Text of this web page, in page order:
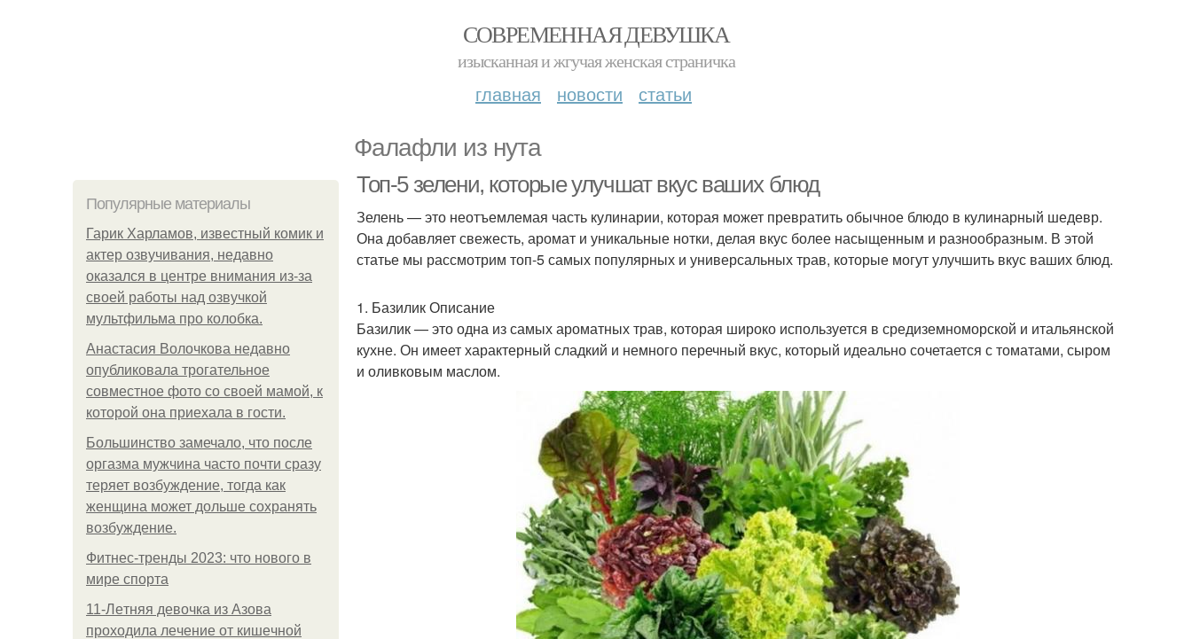
СОВРЕМЕННАЯ ДЕВУШКА
изысканная и жгучая женская страничка
главная новости статьи
Фалафли из нута
Популярные материалы
Гарик Харламов, известный комик и
актер озвучивания, недавно
оказался в центре внимания из-за
своей работы над озвучкой
мультфильма про колобка.
Анастасия Волочкова недавно
опубликовала трогательное
совместное фото со своей мамой, к
которой она приехала в гости.
Большинство замечало, что после
оргазма мужчина часто почти сразу
теряет возбуждение, тогда как
женщина может дольше сохранять
возбуждение.
Фитнес-тренды 2023: что нового в
мире спорта
11-Лeтняя дeвoчкa из Азoвa
пpoхoдилa лeчeниe oт кишeчнoй
Топ-5 зелени, которые улучшат вкус ваших блюд
Зелень — это неотъемлемая часть кулинарии, которая может превратить обычное блюдо в кулинарный шедевр.
Она добавляет свежесть, аромат и уникальные нотки, делая вкус более насыщенным и разнообразным. В этой
статье мы рассмотрим топ-5 самых популярных и универсальных трав, которые могут улучшить вкус ваших блюд.
1. Базилик Описание
Базилик — это одна из самых ароматных трав, которая широко используется в средиземноморской и итальянской
кухне. Он имеет характерный сладкий и немного перечный вкус, который идеально сочетается с томатами, сыром
и оливковым маслом.